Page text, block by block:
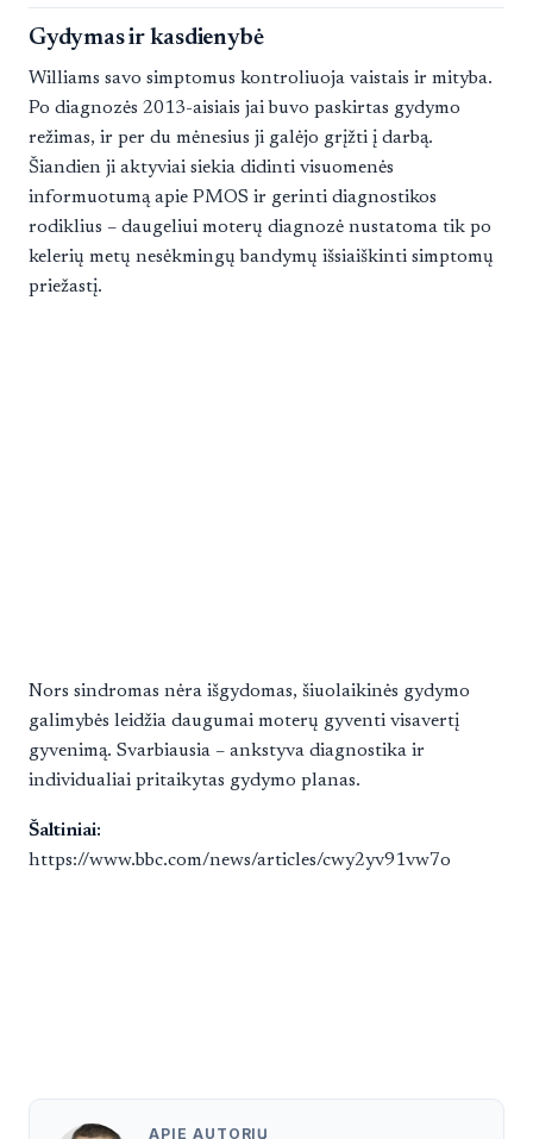
Gydymas ir kasdienybė
Williams savo simptomus kontroliuoja vaistais ir mityba.
Po diagnozės 2013-aisiais jai buvo paskirtas gydymo
režimas, ir per du mėnesius ji galėjo grįžti į darbą.
Šiandien ji aktyviai siekia didinti visuomenės
informuotumą apie PMOS ir gerinti diagnostikos
rodiklius – daugeliui moterų diagnozė nustatoma tik po
kelerių metų nesėkmingų bandymų išsiaiškinti simptomų
priežastį.
Nors sindromas nėra išgydomas, šiuolaikinės gydymo
galimybės leidžia daugumai moterų gyventi visavertį
gyvenimą. Svarbiausia – ankstyva diagnostika ir
individualiai pritaikytas gydymo planas.
Šaltiniai:
https://www.bbc.com/news/articles/cwy2yv91vw7o
APIE AUTORIŲ